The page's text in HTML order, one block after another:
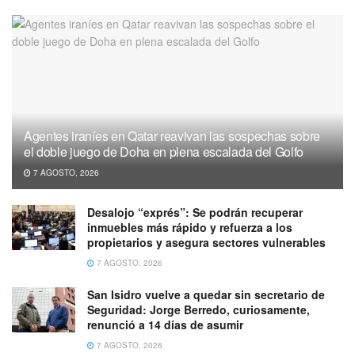
Agentes iraníes en Qatar reavivan las sospechas sobre
el doble juego de Doha en plena escalada del Golfo
7 AGOSTO, 2026
Desalojo “exprés”: Se podrán recuperar
inmuebles más rápido y refuerza a los
propietarios y asegura sectores vulnerables
7 AGOSTO, 2026
San Isidro vuelve a quedar sin secretario de
Seguridad: Jorge Berredo, curiosamente,
renunció a 14 días de asumir
7 AGOSTO, 2026